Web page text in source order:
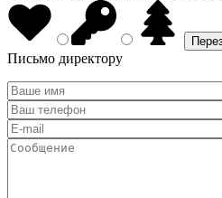
Письмо директору